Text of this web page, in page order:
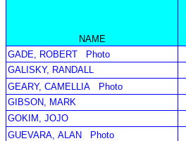
NAME
GADE, ROBERT
Photo
GALISKY, RANDALL
GEARY, CAMELLIA
Photo
GIBSON, MARK
GOKIM, JOJO
GUEVARA, ALAN
Photo